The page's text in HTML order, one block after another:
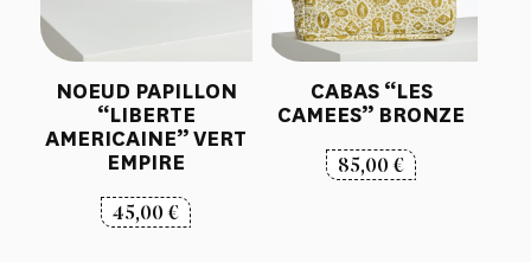
NOEUD PAPILLON
“LIBERTE
AMERICAINE” VERT
EMPIRE
45,00€
CABAS “LES
CAMEES” BRONZE
85,00€